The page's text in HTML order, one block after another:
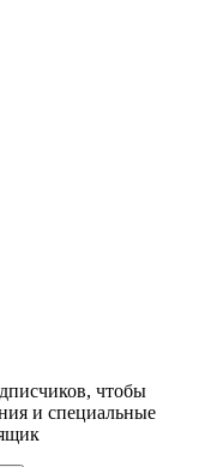
чтобы
и специальные